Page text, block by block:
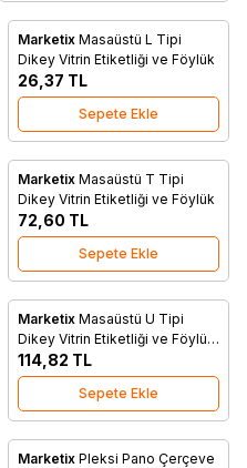
Favorilere Ekle
Marketix Masaüstü L Tipi
Dikey Vitrin Etiketliği ve Föylük
26,37 TL
Sepete Ekle
Favorilere Ekle
Marketix Masaüstü T Tipi
Dikey Vitrin Etiketliği ve Föylük
72,60 TL
Sepete Ekle
Favorilere Ekle
Marketix Masaüstü U Tipi
Dikey Vitrin Etiketliği ve Föylük
/ Ahşap Tabanlı
114,82 TL
Sepete Ekle
Marketix Pleksi Pano Çerçeve